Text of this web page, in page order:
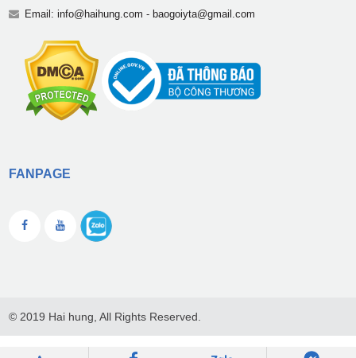
Email: info@haihung.com - baogoiyta@gmail.com
FANPAGE
© 2019 Hai hung, All Rights Reserved.